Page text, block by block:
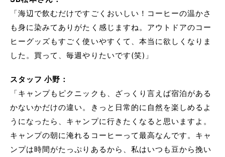
「海辺で飲むだけですごくおいしい！コーヒーの温かさ
も身に染みてありがたく感じますね。アウトドアのコー
ヒーグッズもすごく使いやすくて、本当に欲しくなりま
した。買って、毎週やりたいです(笑)」
スタッフ 小野：
「キャンプもピクニックも、ざっくり言えば宿泊がある
かないかだけの違い。きっと日常的に自然を楽しめるよ
うになったら、キャンプに行きたくなると思いますよ。
キャンプの朝に淹れるコーヒーって最高なんです。キャ
ンプは時間がたっぷりあるから、私はいつも豆から挽い